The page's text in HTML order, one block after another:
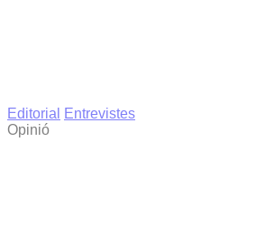
Editorial
Entrevistes
Opinió